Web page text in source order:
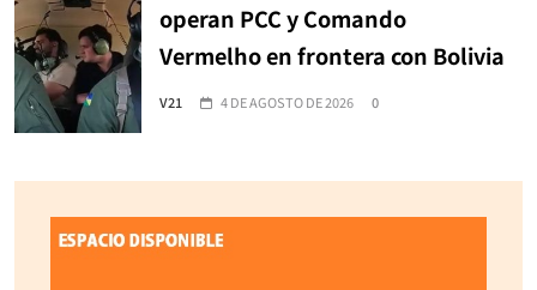
operan PCC y Comando
Vermelho en frontera con Bolivia
V21 4 DE AGOSTO DE 2026 0